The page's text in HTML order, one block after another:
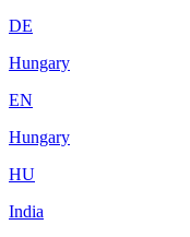
DE
Hungary
EN
Hungary
HU
India